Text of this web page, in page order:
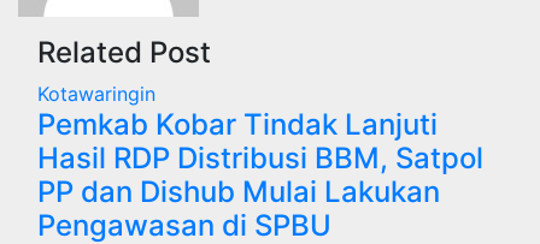
p
Related Post
Kotawaringin
Pemkab Kobar Tindak Lanjuti
Hasil RDP Distribusi BBM, Satpol
PP dan Dishub Mulai Lakukan
Pengawasan di SPBU